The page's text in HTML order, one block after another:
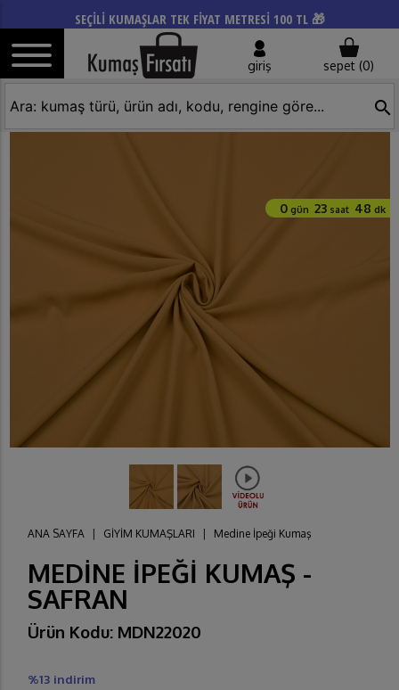
SEÇİLİ KUMAŞLAR TEK FİYAT METRESİ 100 TL 🎁
giriş sepet (0)
search
0gün 23saat 48 dk
ANA SAYFA GİYİM KUMAŞLARI Medine İpeği Kumaş
MEDİNE İPEĞİ KUMAŞ -
SAFRAN
Ürün Kodu: MDN22020
%13 indirim